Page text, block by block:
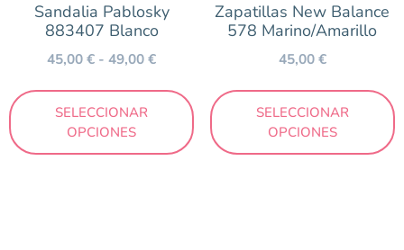
Color
Azul
Blanco
Gris
Sandalia Pablosky
883407 Blanco
45,00€ - 49,00€
SELECCIONAR
OPCIONES
Zapatillas New Balance
578 Marino/Amarillo
45,00€
SELECCIONAR
OPCIONES